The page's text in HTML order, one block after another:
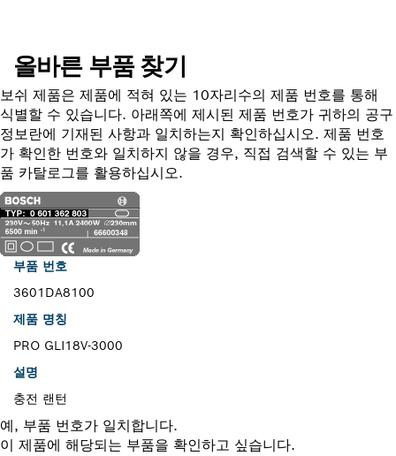
올바른 부품 찾기
보쉬 제품은 제품에 적혀 있는 10자리수의 제품 번호를 통해
식별할 수 있습니다. 아래쪽에 제시된 제품 번호가 귀하의 공구
정보란에 기재된 사항과 일치하는지 확인하십시오. 제품 번호
가 확인한 번호와 일치하지 않을 경우, 직접 검색할 수 있는 부
품 카탈로그를 활용하십시오.
부품 번호
3601DA8100
제품 명칭
PRO GLI18V-3000
설명
충전 랜턴
예, 부품 번호가 일치합니다.
이 제품에 해당되는 부품을 확인하고 싶습니다.